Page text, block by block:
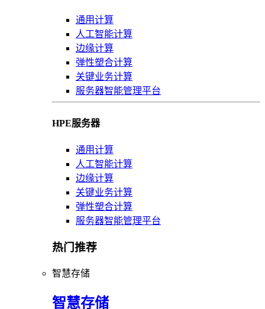
通用计算
人工智能计算
边缘计算
弹性塑合计算
关键业务计算
服务器智能管理平台
HPE服务器
通用计算
人工智能计算
边缘计算
关键业务计算
弹性塑合计算
服务器智能管理平台
热门推荐
智慧存储
智慧存储